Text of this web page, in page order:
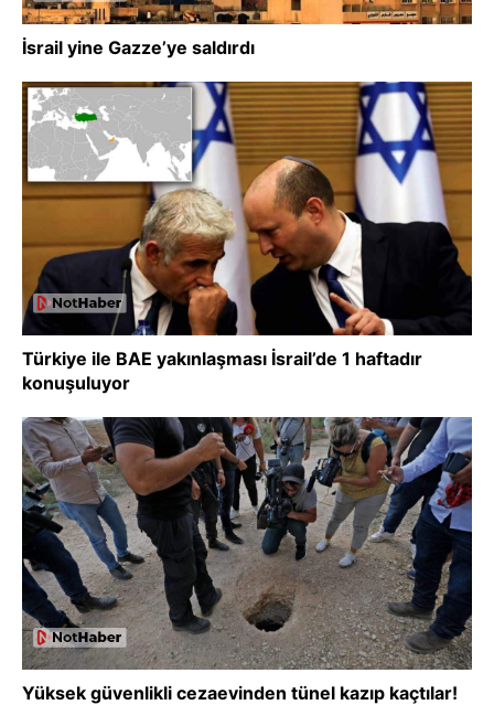
İsrail yine Gazze’ye saldırdı
Türkiye ile BAE yakınlaşması İsrail’de 1 haftadır
konuşuluyor
Yüksek güvenlikli cezaevinden tünel kazıp kaçtılar!